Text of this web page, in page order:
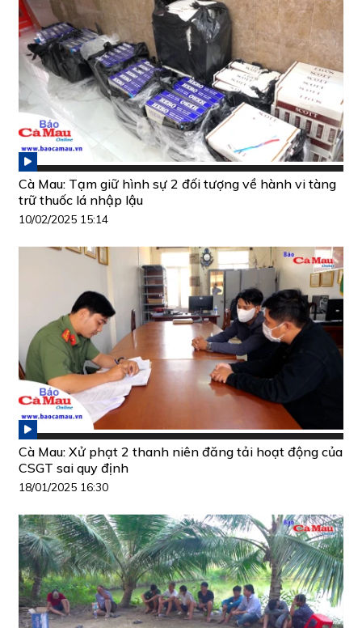
Cà Mau: Tạm giữ hình sự 2 đối tượng về hành vi tàng
trữ thuốc lá nhập lậu
10/02/2025 15:14
Cà Mau: Xử phạt 2 thanh niên đăng tải hoạt động của
CSGT sai quy định
18/01/2025 16:30